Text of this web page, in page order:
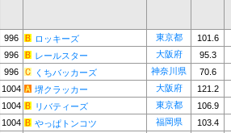
996 ロッキーズ 東京都
101.6
996
レールスター 大阪府
95.3
996
くちバッカーズ 神奈川県
70.6
1004
堺クラッカー 大阪府
121.2
1004
リバティーズ 東京都
106.9
1004
やっぱトンコツ 福岡県
103.4